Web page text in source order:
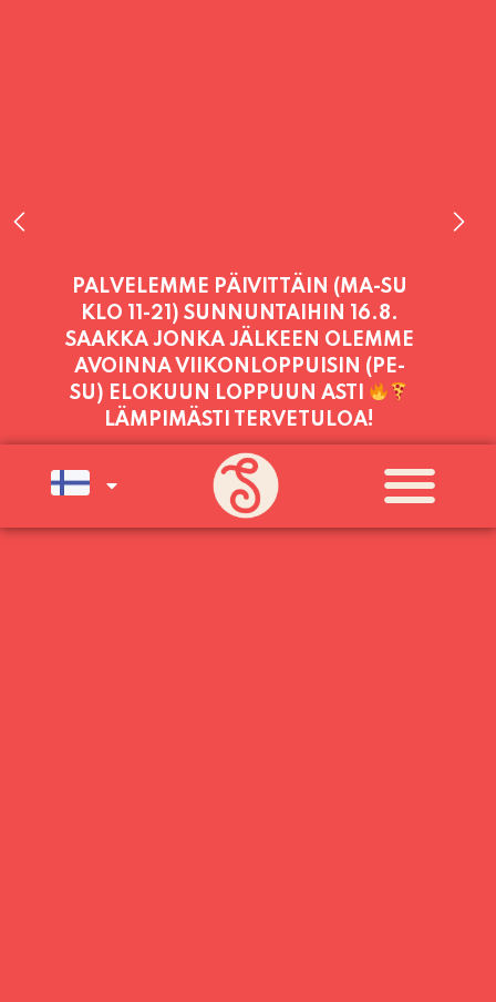
PALVELEMME TÄNÄÄN:
PERJANTAI11:00 - 21:00
PALVELEMME PÄIVITTÄIN (MA-SU
KLO 11-21) SUNNUNTAIHIN 16.8.
SAAKKA JONKA JÄLKEEN OLEMME
AVOINNA VIIKONLOPPUISIN (PE-
SU) ELOKUUN LOPPUUN ASTI
LÄMPIMÄSTI TERVETULOA!